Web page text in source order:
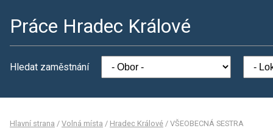
Práce Hradec Králové
Hledat zaměstnání
Hlavní strana / Volná místa / Hradec Králové / VŠEOBECNÁ SESTRA